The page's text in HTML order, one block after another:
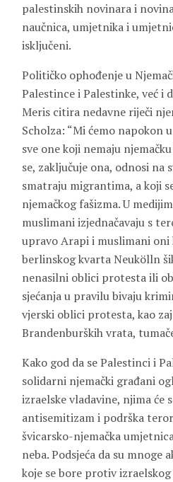
palestinskih novinara i
naučnica, umjetnika i
isključeni.
Političko ophođenje u
Palestince i Palestinke, već i
Meris citira nedavne riječi
Scholza: “Mi ćemo napokon
sve one koji nemaju
se, zaključuje ona, odnosi na
smatraju migrantima, a koji
njemačkog fašizma. U
muslimani izjednačavaju s
upravo Arapi i muslimani
berlinskog kvarta Neukölln
nenasilni oblici protesta ili
sjećanja u pravilu bivaju
vjerski oblici protesta, kao
Brandenburških vrata,
Kako god da se Palestinci i
solidarni njemački građani
izraelske vladavine, njima će
antisemitizam i podrška
švicarsko-njemačka
neba. Podsjeća da su mnoge
koje se bore protiv